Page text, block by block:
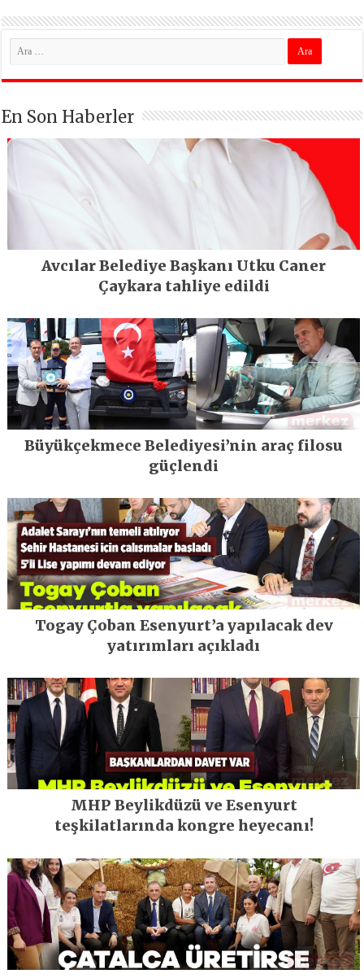
En Son Haberler
Avcılar Belediye Başkanı Utku Caner
Çaykara tahliye edildi
Büyükçekmece Belediyesi’nin araç filosu
güçlendi
Togay Çoban Esenyurt’a yapılacak dev
yatırımları açıkladı
MHP Beylikdüzü ve Esenyurt
teşkilatlarında kongre heyecanı!